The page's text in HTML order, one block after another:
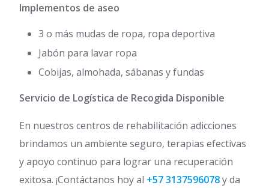
Implementos de aseo
3 o más mudas de ropa, ropa deportiva
Jabón para lavar ropa
Cobijas, almohada, sábanas y fundas
Servicio de Logística de Recogida Disponible
En nuestros centros de rehabilitación adicciones
brindamos un ambiente seguro, terapias efectivas
y apoyo continuo para lograr una recuperación
exitosa. ¡Contáctanos hoy al +57 3137596078y da